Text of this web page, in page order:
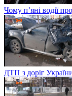
Чому п’яні водії
ДТП з доріг